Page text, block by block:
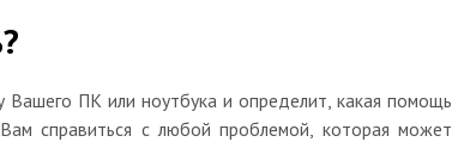
Вашего ПК или ноутбука и определит, какая помощь
справиться с любой проблемой, которая может